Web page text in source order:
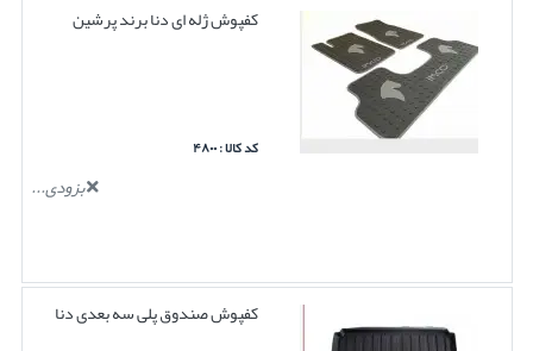
کفپوش ژله ای دنا برند پرشین
کد کالا : ۴۸۰۰
بزودی...
کفپوش صندوق پلی سه بعدی دنا